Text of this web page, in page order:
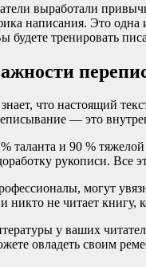
выработали
написания. Это
будете тренировать
что настоящий
— это
таланта и 90 %
рукописи. Все
могут
никто не читает книгу,
у ваших
овладеть своим